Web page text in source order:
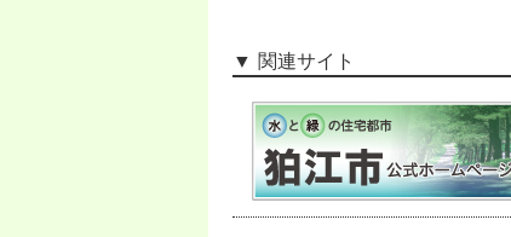
関連サイト